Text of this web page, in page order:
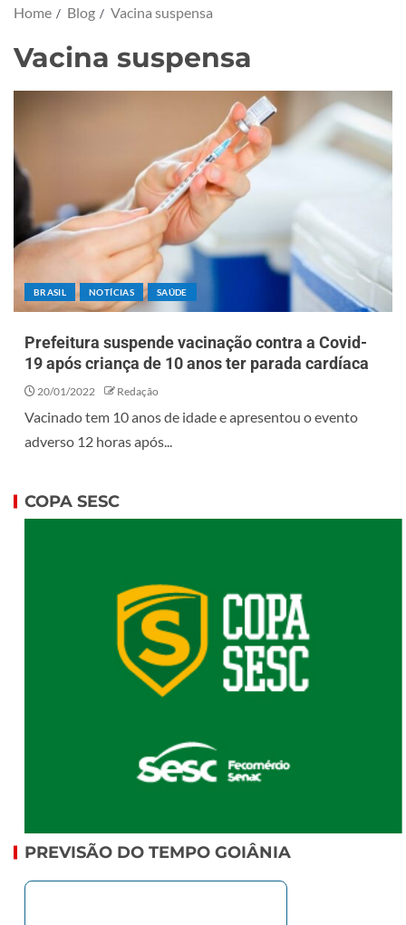
Home Blog Vacina suspensa
Vacina suspensa
BRASIL NOTÍCIAS SAÚDE
Prefeitura suspende vacinação contra a Covid-
19 após criança de 10 anos ter parada cardíaca
20/01/2022 Redação
Vacinado tem 10 anos de idade e apresentou o evento
adverso 12 horas após...
COPA SESC
PREVISÃO DO TEMPO GOIÂNIA